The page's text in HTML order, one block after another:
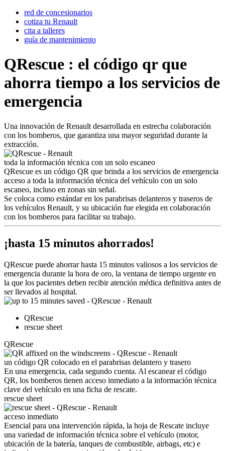
red de concesionarios
cotiza tu Renault
cita a talleres
guía de mantenimiento
QRescue : el código qr que
ahorra tiempo a los servicios de
emergencia
Una innovación de Renault desarrollada en estrecha colaboración
con los bomberos, que garantiza una mayor seguridad durante la
extracción.
toda la información técnica con un solo escaneo
QRescue es un código QR que brinda a los servicios de emergencia
acceso a toda la información técnica del vehículo con un solo
escaneo, incluso en zonas sin señal.
Se coloca como estándar en los parabrisas delanteros y traseros de
los vehículos Renault, y su ubicación fue elegida en colaboración
con los bomberos para facilitar su trabajo.
¡hasta 15 minutos ahorrados!
QRescue puede ahorrar hasta 15 minutos valiosos a los servicios de
emergencia durante la hora de oro, la ventana de tiempo urgente en
la que los pacientes deben recibir atención médica definitiva antes de
ser llevados al hospital.
QRescue
rescue sheet
QRescue
un código QR colocado en el parabrisas delantero y trasero
En una emergencia, cada segundo cuenta. Al escanear el código
QR, los bomberos tienen acceso inmediato a la información técnica
clave del vehículo en una ficha de rescate.
rescue sheet
acceso inmediato
Esencial para una intervención rápida, la hoja de Rescate incluye
una variedad de información técnica sobre el vehículo (motor,
ubicación de la batería, tanques de combustible, airbags, etc) e